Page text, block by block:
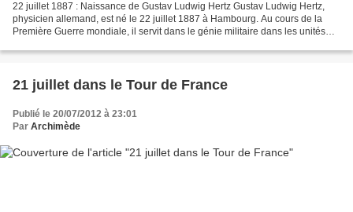
22 juillet 1887 : Naissance de Gustav Ludwig Hertz Gustav Ludwig Hertz,
physicien allemand, est né le 22 juillet 1887 à Hambourg. Au cours de la
Première Guerre mondiale, il servit dans le génie militaire dans les unités
21 juillet dans le Tour de France
Publié le 20/07/2012 à 23:01
Par Archimède